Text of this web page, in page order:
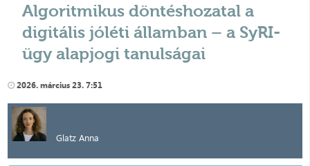
Algoritmikus döntéshozatal a
digitális jóléti államban – a SyRI-
ügy alapjogi tanulságai
2026. március 23. 7:51
Glatz Anna